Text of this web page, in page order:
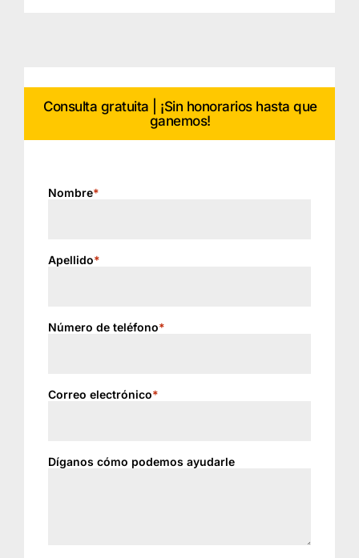
Consulta gratuita | ¡Sin honorarios hasta que
ganemos!
Nombre*
Apellido*
Número de teléfono*
Correo electrónico*
Díganos cómo podemos ayudarle